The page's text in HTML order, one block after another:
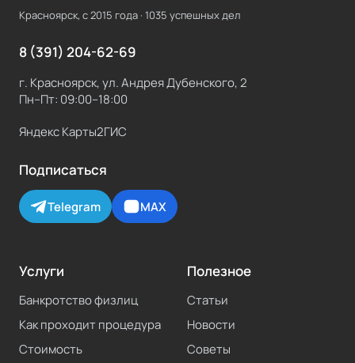
Красноярск, с2015 года · 1035 успешных дел
8 (391) 204-62-69
г. Красноярск, ул. Андрея Дубенского, 2
Пн–Пт: 09:00–18:00
Яндекс Карты2ГИС
Подписаться
Telegram MAX
Услуги
Банкротство физлиц
Как проходит процедура
Стоимость
Полезное
Статьи
Новости
Советы